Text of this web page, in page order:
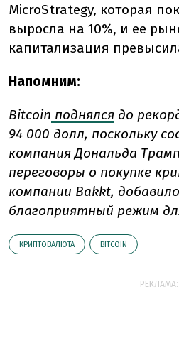
MicroStrategy, которая
выросла на 10%, и ее
капитализация
Напомним:
Bitcoin поднялся до
94 000 долл, поскольку
компания Дональда
переговоры о покупке
компании Bakkt,
благоприятный режим
КРИПТОВАЛЮТА BITCOIN
РЕКЛАМА: